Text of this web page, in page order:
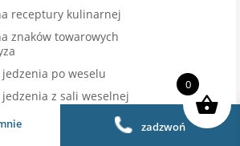
receptury kulinarnej
znaków towarowych
po weselu
z sali weselnej
jedzenia
zadzwoń
0